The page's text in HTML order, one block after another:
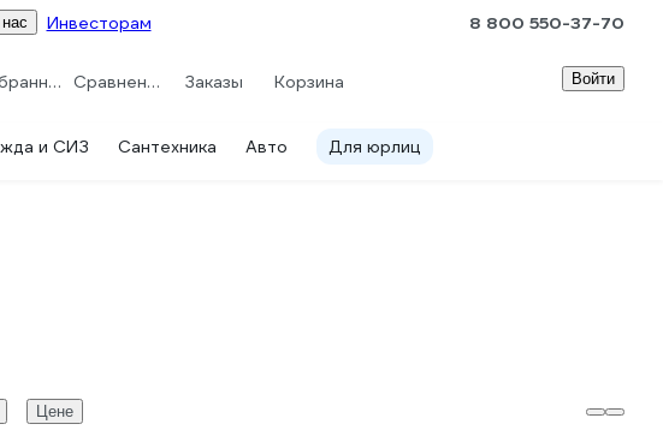
Инвесторам 8 800 550-37-70
Избранное Сравнение Заказы Корзина Войти
и СИЗ Сантехника Авто Для юрлиц
Цене